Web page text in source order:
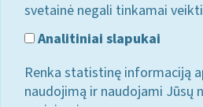
svetainė negali tinkamai
Analitiniai slapukai
Renka statistinę informaciją
naudojimą ir naudojami Jūsų